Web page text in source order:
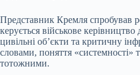
Представник Кремля спробував
керується військове
цивільні об’єкти та критичну
словами, поняття «системності»
тотожними.